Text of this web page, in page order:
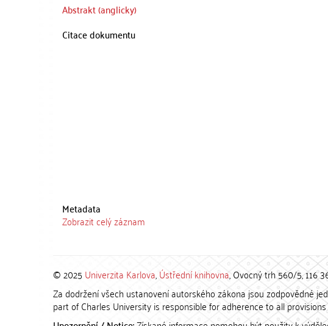
Abstrakt (anglicky)
Citace dokumentu
Metadata
Zobrazit celý záznam
© 2025 Univerzita Karlova,Ústřední knihovna, Ovocný trh 560/5, 116
Za dodržení všech ustanovení autorského zákona jsou zodpovědné
part of Charles University is responsible for adherence to all